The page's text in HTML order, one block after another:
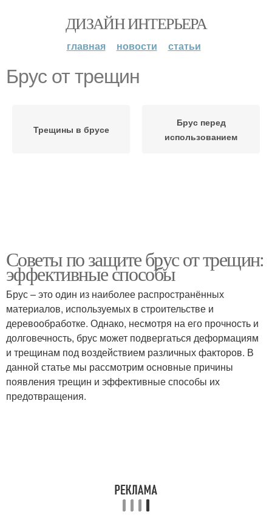
ДИЗАЙН ИНТЕРЬЕРА
главная новости статьи
Брус от трещин
Трещины в брусе
Брус перед
использованием
Советы по защите брус от трещин:
эффективные способы
Брус – это один из наиболее распространённых
материалов, используемых в строительстве и
деревообработке. Однако, несмотря на его прочность и
долговечность, брус может подвергаться деформациям
и трещинам под воздействием различных факторов. В
данной статье мы рассмотрим основные причины
появления трещин и эффективные способы их
предотвращения.